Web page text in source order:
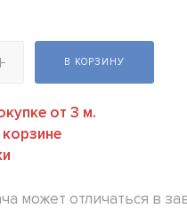
В КОРЗИНУ
от 3 м.
может отличаться в